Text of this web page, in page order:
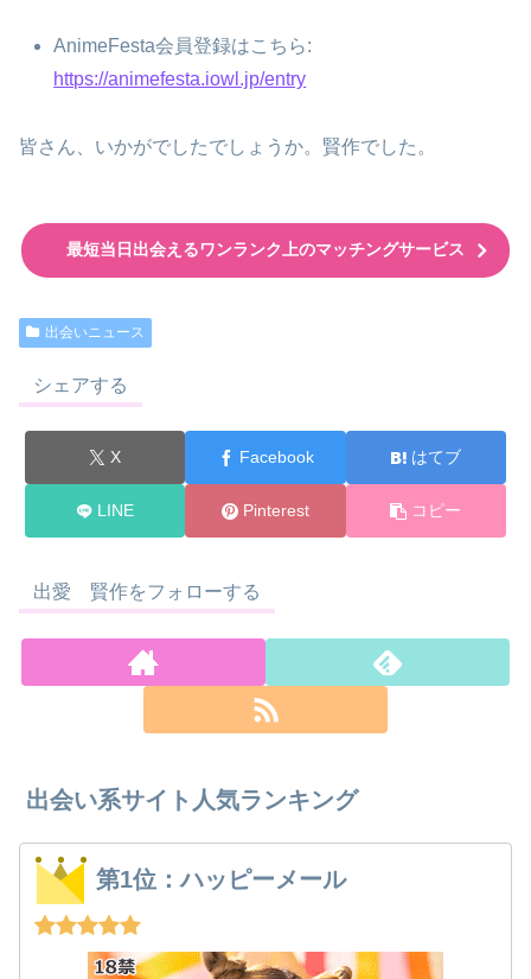
AnimeFesta会員登録はこちら:
https://animefesta.iowl.jp/entry
皆さん、いかがでしたでしょうか。賢作でした。
最短当日出会えるワンランク上のマッチングサービス
出会いニュース
シェアする
X Facebook はてブ
LINE Pinterest コピー
出愛 賢作をフォローする
出会い系サイト人気ランキング
第1位：ハッピーメール